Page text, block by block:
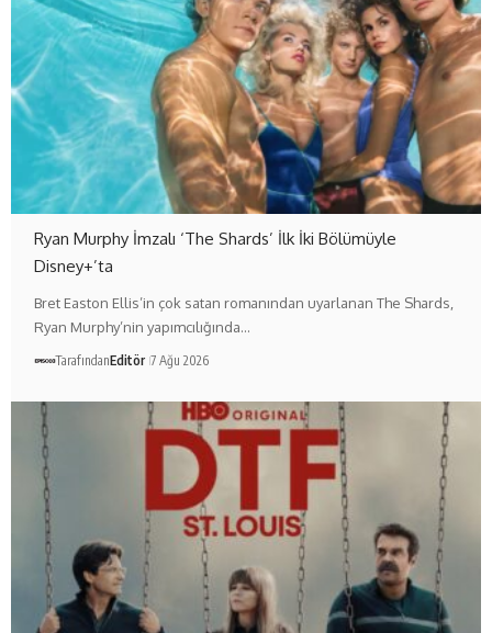
Ryan Murphy İmzalı ‘The Shards’ İlk İki Bölümüyle
Disney+’ta
Bret Easton Ellis’in çok satan romanından uyarlanan The Shards,
Ryan Murphy’nin yapımcılığında…
TarafındanEditör 7 Ağu 2026